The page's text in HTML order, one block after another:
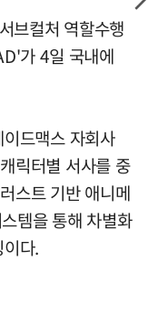
브컬처 역할수행
가 4일 국내에
드맥스 자회사
릭터별 서사를 중
스트 기반 애니메
템을 통해 차별화
다.